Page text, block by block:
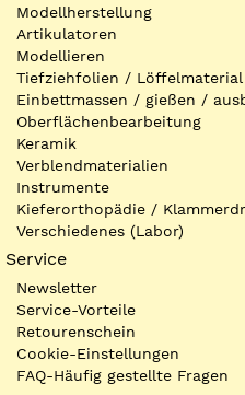
Modellherstellung
Artikulatoren
Modellieren
Tiefziehfolien / Löffelmaterial
Einbettmassen / gießen /
Oberflächenbearbeitung
Keramik
Verblendmaterialien
Instrumente
Kieferorthopädie /
Verschiedenes (Labor)
Service
Newsletter
Service-Vorteile
Retourenschein
Cookie-Einstellungen
FAQ-Häufig gestellte Fragen